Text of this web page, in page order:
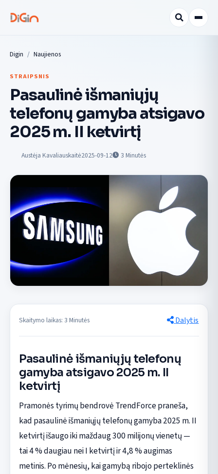
Digin Naujienos
STRAIPSNIS
Pasaulinė išmaniųjų
telefonų gamyba atsigavo
2025 m. II ketvirtį
Austėja Kavaliauskaitė2025-09-12 3 Minutės
Skaitymo laikas: 3 Minutės Dalytis
Pasaulinė išmaniųjų telefonų
gamyba atsigavo 2025 m. II
ketvirtį
Pramonės tyrimų bendrovė TrendForce praneša,
kad pasaulinė išmaniųjų telefonų gamyba 2025 m. II
ketvirtį išaugo iki maždaug 300 milijonų vienetų —
tai 4 % daugiau nei I ketvirtį ir 4,8 % augimas
metinis. Po mėnesių, kai gamybą ribojo perteklinės